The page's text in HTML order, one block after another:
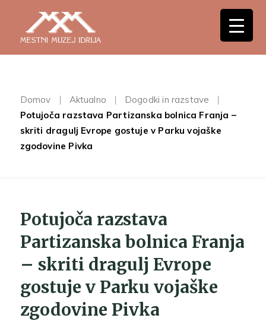
Domov Aktualno
Dogodki in razstave
Potujoča razstava Partizanska bolnica Franja –
skriti dragulj Evrope gostuje v Parku vojaške
zgodovine Pivka
Potujoča razstava
Partizanska bolnica Franja
– skriti dragulj Evrope
gostuje v Parku vojaške
zgodovine Pivka